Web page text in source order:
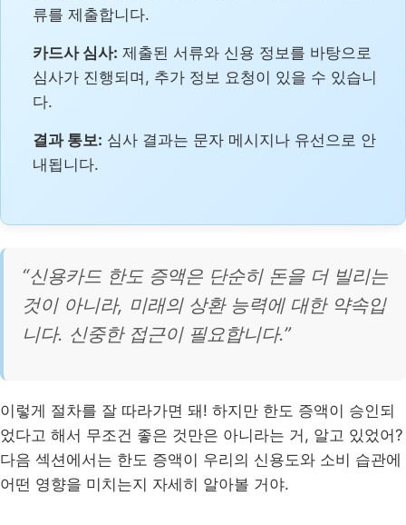
류를 제출합니다.
카드사 심사: 제출된 서류와 신용 정보를 바탕으로
심사가 진행되며, 추가 정보 요청이 있을 수 있습니
다.
결과 통보: 심사 결과는 문자 메시지나 유선으로 안
내됩니다.
“신용카드 한도 증액은 단순히 돈을 더 빌리는
것이 아니라, 미래의 상환 능력에 대한 약속입
니다. 신중한 접근이 필요합니다.”
이렇게 절차를 잘 따라가면 돼! 하지만 한도 증액이 승인되
었다고 해서 무조건 좋은 것만은 아니라는 거, 알고 있었어?
다음 섹션에서는 한도 증액이 우리의 신용도와 소비 습관에
어떤 영향을 미치는지 자세히 알아볼 거야.